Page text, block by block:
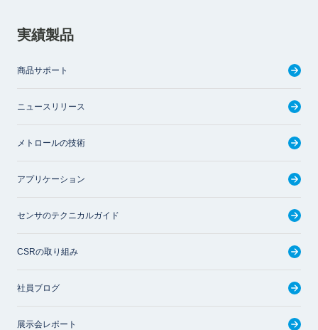
実績製品
商品サポート
ニュースリリース
メトロールの技術
アプリケーション
センサのテクニカルガイド
CSRの取り組み
社員ブログ
展示会レポート